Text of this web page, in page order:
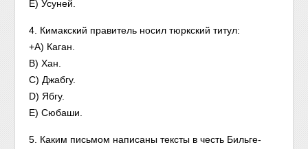
E) Усуней.
4. Кимакский правитель носил тюркский титул:
+A) Каган.
B) Хан.
C) Джабгу.
D) Ябгу.
E) Сюбаши.
5. Каким письмом написаны тексты в честь Бильге-